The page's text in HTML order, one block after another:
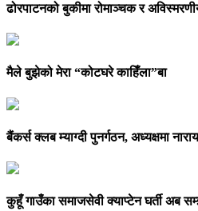
ढोरपाटनको बुकीमा रोमाञ्चक र
मैले बुझेको मेरा “कोटघरे काहिँला”बा
बैंकर्स क्लब म्याग्दी पुनर्गठन, अध्यक्षमा
कुहूँ गाउँका समाजसेवी क्याप्टेन घर्ती अब